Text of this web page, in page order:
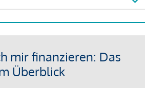
mir finanzieren: Das
Überblick